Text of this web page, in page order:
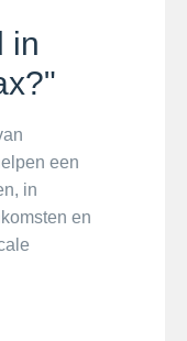
in
een
in
en